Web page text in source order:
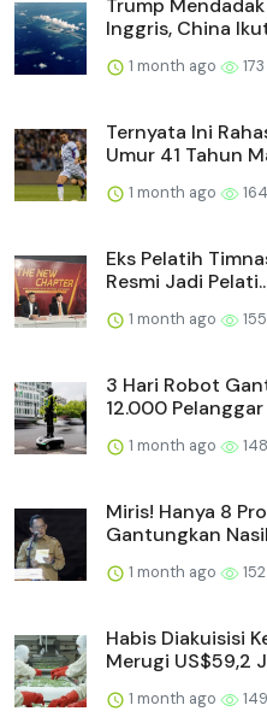
Trump
Inggris, China
1 month ago 173
Ternyata Ini
Umur 41 Tahun
1 month ago 164
Eks Pelatih
Resmi Jadi
1 month ago 155
3 Hari Robot
12.000 Pelanggar
1 month ago 148
Miris! Hanya 8
Gantungkan
1 month ago 152
Habis Diakuisisi
Merugi US$59,2
1 month ago 149